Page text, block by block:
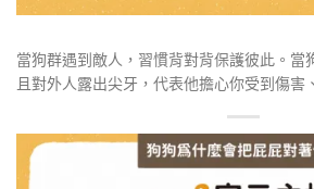
當狗群遇到敵人，習慣背對背保護彼此。當
且對外人露出尖牙，代表他擔心你受到傷害